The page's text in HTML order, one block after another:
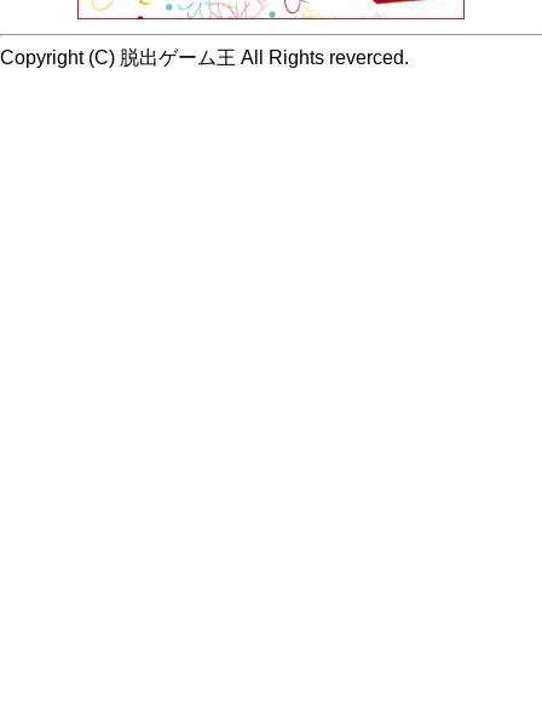
Copyright (C) 脱出ゲーム王 All Rights reverced.